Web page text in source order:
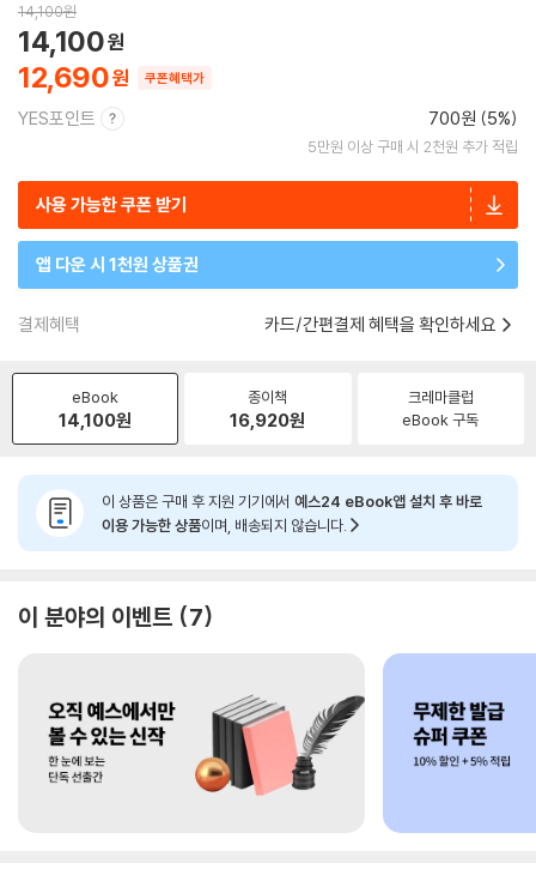
14,100원
12,690
14,100
쿠폰혜택가
YES포인트 700원 (5%)
5만원 이상 구매 시 2천원 추가 적립
사용 가능한 쿠폰 받기
앱 다운 시 1천원 상품권
결제혜택 카드/간편결제 혜택을 확인하세요
eBook
14,100원
종이책
16,920원
크레마클럽
eBook 구독
이 상품은 구매 후 지원 기기에서 예스24 eBook앱 설치 후 바로
이용 가능한 상품이며, 배송되지 않습니다.
이 분야의 이벤트 7